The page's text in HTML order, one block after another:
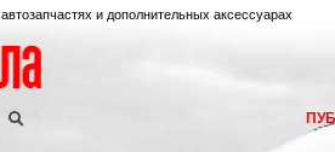
и дополнительных аксессуарах